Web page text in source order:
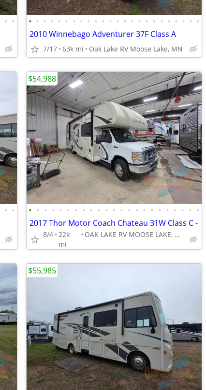
• • • • • • • • • • • • • • • • • • • • • • • • • •
2010 Winnebago Adventurer 37F Class A
7/17 63k mi Oak Lake RV Moose Lake, MN
• • • • • • • • • • • • • • • • • • • • • • • • •
2017 Thor Motor Coach Chateau 31W Class C -
8/4 22k
mi
OAK LAKE RV MOOSE LAKE, MN
$54,988
$55,985